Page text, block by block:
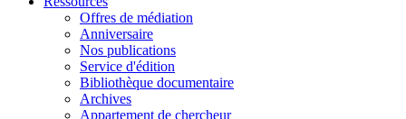
Offres de médiation
Anniversaire
Nos publications
Service d'édition
Bibliothèque documentaire
Archives
Appartement de chercheur